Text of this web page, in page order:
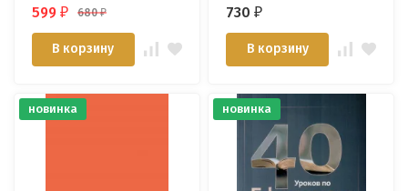
599₽ 680₽
В корзину
Артур
730₽
В корзину
новинка новинка